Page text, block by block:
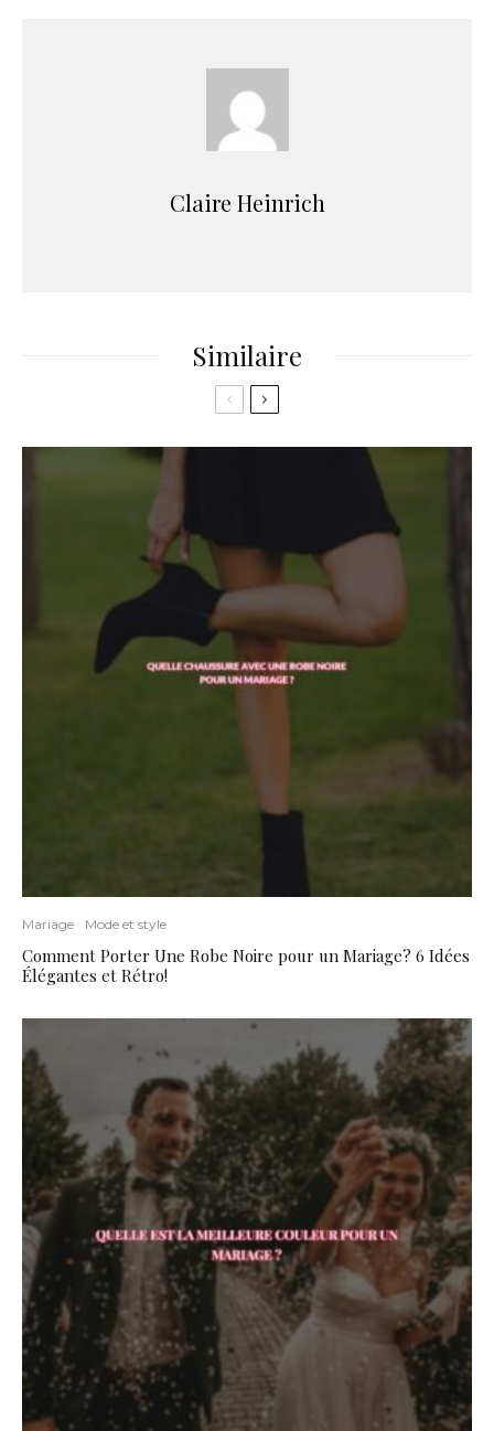
Claire Heinrich
Similaire
Mariage Mode et style
Comment Porter Une Robe Noire pour un Mariage? 6 Idées
Élégantes et Rétro!